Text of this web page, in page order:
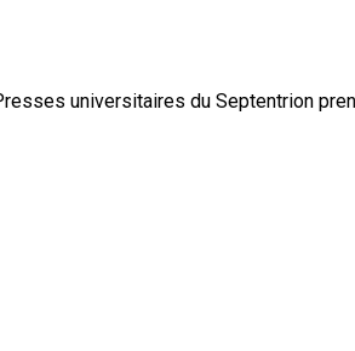
universitaires du Septentrion